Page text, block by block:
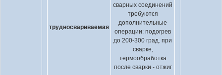
трудносвариваемая
сварных соединений
требуются
дополнительные
операции: подогрев
до 200-300 град. при
сварке,
термообработка
после сварки - отжиг